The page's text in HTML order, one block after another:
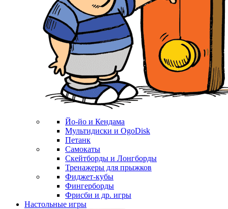
Йо-йо и Кендама
Мультидиски и OgoDisk
Петанк
Самокаты
Скейтборды и Лонгборды
Тренажеры для прыжков
Фиджет-кубы
Фингерборды
Фрисби и др. игры
Настольные игры